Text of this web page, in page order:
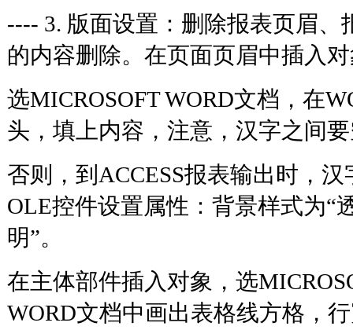
---- 3. 版面设置：删除报表页眉、
的内容删除。在页面页眉中插入
选MICROSOFT WORD文档，在
头，填上内容，注意，汉字之间
否则，到ACCESS报表输出时，
OLE控件设置属性：背景样式为“
明”。
在主体部件插入对象，选
WORD文档中画出表格线方格，